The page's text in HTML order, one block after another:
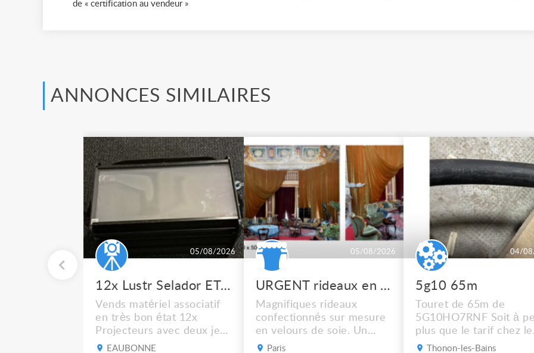
de « certification au vendeur »
ANNONCES SIMILAIRES
05/08/2026
12x Lustr Selador ETC Led 7x colors filtres
Vends matériel associatif
en très bon état 12x
Projecteurs avec deux jeux
de filtre filtre Lustr Selador
EAUBONNE
05/08/2026
URGENT rideaux en velours de soie
Magnifiques rideaux
confectionnés sur mesure
en velours de soie. Un
cadre de scène rouge, un
Paris
04/
5g10 65m
Touret de 65m de
5G10HO7RNF Soit à
plus que le tarif chez le
récupérateur Mais
Thonon-les-Bains